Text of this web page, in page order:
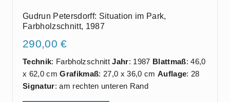
Gudrun Petersdorff: Situation im Park,
Farbholzschnitt, 1987
290,00€
Technik: FarbholzschnittJahr: 1987 Blattmaß: 46,0
x 62,0 cmGrafikmaß: 27,0 x 36,0 cmAuflage: 28
Signatur: am rechten unteren Rand